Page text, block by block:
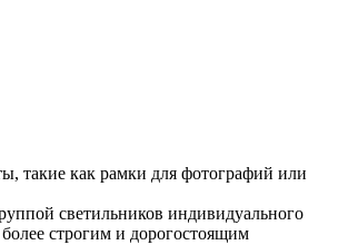
такие как рамки для фотографий или
светильников индивидуального
строгим и дорогостоящим